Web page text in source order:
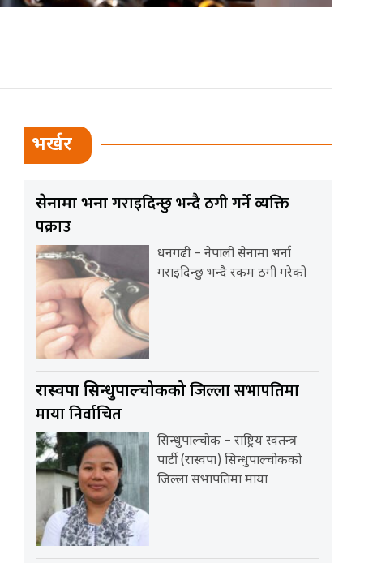
भर्खर
सेनामा भर्नागराइदिन्छु भन्दै ठगी गर्ने व्यक्ति
पक्राउ
धनगढी – नेपाली सेनामा भर्ना
गराइदिन्छु भन्दै रकम ठगी गरेको
रास्वपा सिन्धुपाल्चोककोजिल्ला सभापतिमा
माया निर्वाचित
सिन्धुपाल्चोक – राष्ट्रिय स्वतन्त्र
पार्टी (रास्वपा) सिन्धुपाल्चोकको
जिल्ला सभापतिमा माया